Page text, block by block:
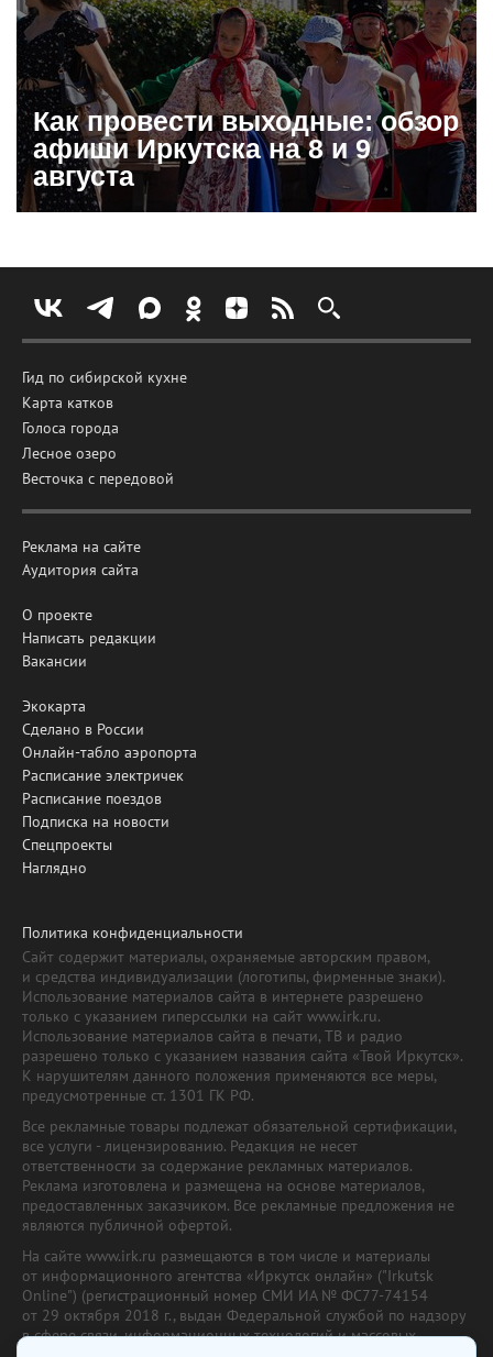
Как провести выходные: обзор
афиши Иркутска на 8 и 9
августа
Гид по сибирской кухне
Карта катков
Голоса города
Лесное озеро
Весточка с передовой
Реклама на сайте
Аудитория сайта
О проекте
Написать редакции
Вакансии
Экокарта
Сделано в России
Онлайн-табло аэропорта
Расписание электричек
Расписание поездов
Подписка на новости
Спецпроекты
Наглядно
Политика конфиденциальности
Сайт содержит материалы, охраняемые авторским правом,
и средства индивидуализации (логотипы, фирменные знаки).
Использование материалов сайта в интернете разрешено
только с указанием гиперссылки на сайт www.irk.ru.
Использование материалов сайта в печати, ТВ и радио
разрешено только с указанием названия сайта «Твой Иркутск».
К нарушителям данного положения применяются все меры,
предусмотренные ст. 1301 ГК РФ.
Все рекламные товары подлежат обязательной сертификации,
все услуги - лицензированию. Редакция не несет
ответственности за содержание рекламных материалов.
Реклама изготовлена и размещена на основе материалов,
предоставленных заказчиком. Все рекламные предложения не
являются публичной офертой.
На сайте www.irk.ru размещаются в том числе и материалы
от информационного агентства «Иркутск онлайн» ("Irkutsk
Online") (регистрационный номер СМИ ИА № ФС77-74154
от 29 октября 2018 г., выдан Федеральной службой по надзору
в сфере связи, информационных технологий и массовых